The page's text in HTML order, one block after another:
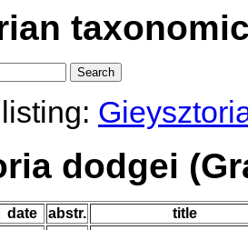
dodgei
date abstr. title